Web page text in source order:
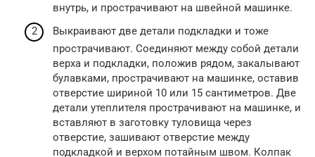
внутрь, и прострачивают на швейной машинке.
Выкраивают две детали подкладки и тоже
прострачивают. Соединяют между собой детали
верха и подкладки, положив рядом, закалывают
булавками, прострачивают на машинке, оставив
отверстие шириной 10 или 15 сантиметров. Две
детали утеплителя прострачивают на машинке, и
вставляют в заготовку туловища через
отверстие, зашивают отверстие между
подкладкой и верхом потайным швом. Колпак